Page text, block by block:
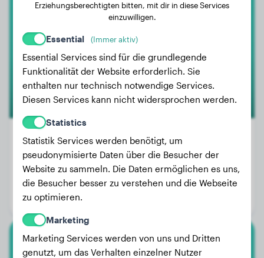
Murphy
1
Gewicht:
Keine Daten
Alter:
3 Jahre, 1 Monat
Geschlecht:
Deutscher Schäferhund
Erziehungsberechtigten bitten, mit dir in diese Services
einzuwilligen.
Essential (Immer aktiv)
Essential Services sind für die grundlegende
Funktionalität der Website erforderlich. Sie
enthalten nur technisch notwendige Services.
Diesen Services kann nicht widersprochen werden.
Statistics
Statistik Services werden benötigt, um
pseudonymisierte Daten über die Besucher der
Website zu sammeln. Die Daten ermöglichen es uns,
die Besucher besser zu verstehen und die Webseite
zu optimieren.
Marketing
Marketing Services werden von uns und Dritten
genutzt, um das Verhalten einzelner Nutzer